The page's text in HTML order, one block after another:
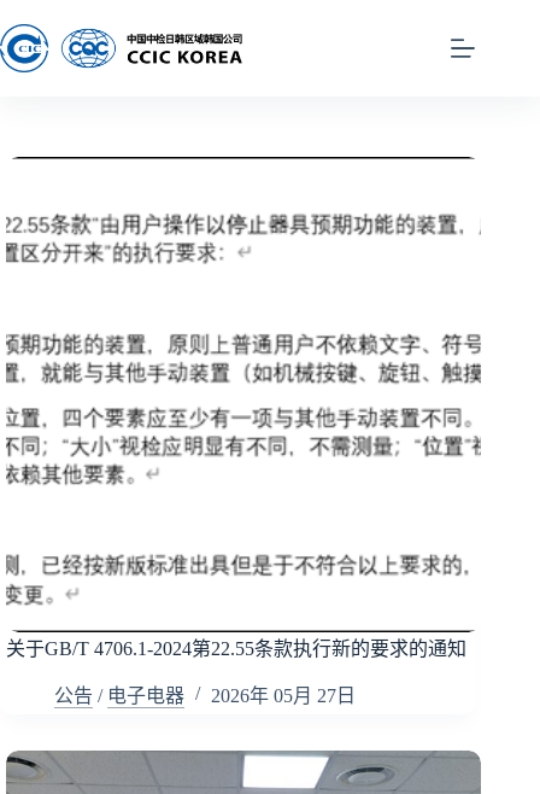
关于GB/T 4706.1-2024第22.55条款执行新的要求的通知
公告 / 电子电器 2026年 05月 27日